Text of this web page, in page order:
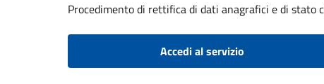
Procedimento di rettifica di dati anagrafici e di stato
Accedi al servizio